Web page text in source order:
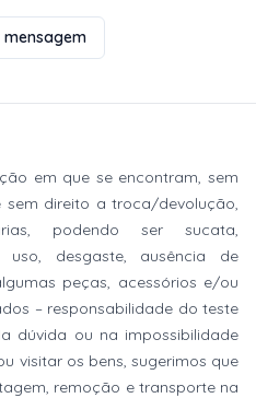
mensagem
em que se encontram, sem
direito a troca/devolução,
podendo ser sucata,
uso, desgaste, ausência de
peças, acessórios e/ou
– responsabilidade do teste
dúvida ou na impossibilidade
visitar os bens, sugerimos que
remoção e transporte na